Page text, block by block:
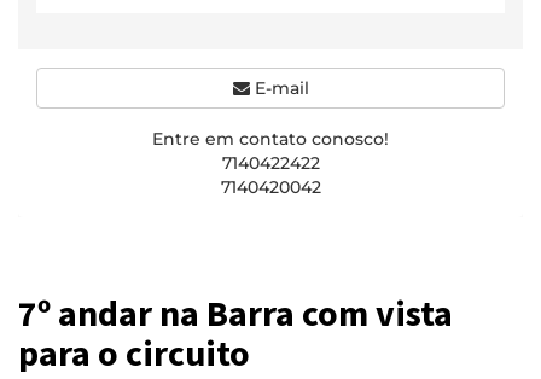
7º andar na Barra com vista
para o circuito
E-mail
Entre em contato conosco!
7140422422
7140420042